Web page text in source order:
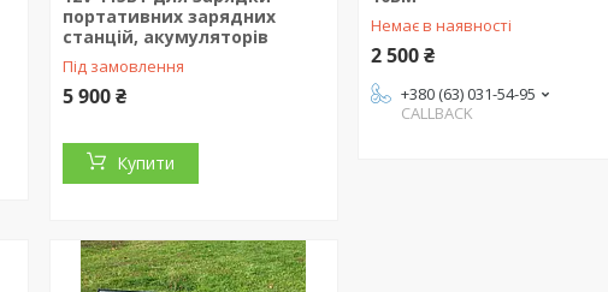
портативних зарядних
станцій, акумуляторів
Під замовлення
5 900 ₴
Купити
Немає в наявності
2 500 ₴
+380 (63) 031-54-95
CALLBACK